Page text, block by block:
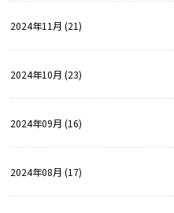
2024年11月 (21)
2024年10月 (23)
2024年09月 (16)
2024年08月 (17)